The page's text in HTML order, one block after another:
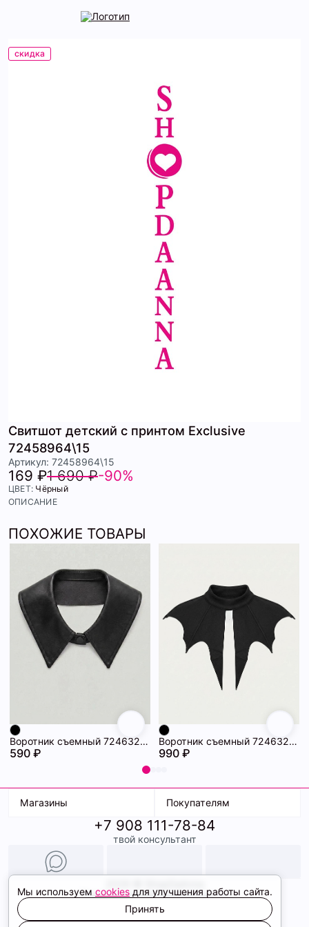
скидка
Свитшот детский с принтом Exclusive
72458964\15
Артикул: 72458964\15
169 ₽1 690 ₽-90%
ЦВЕТ: Чёрный
ОПИСАНИЕ
ПОХОЖИЕ ТОВАРЫ
Воротник съемный 72463234\15
590 ₽
Воротник съемный 72463233\15
990 ₽
Магазины
ТК Терминал
ТРК Континент
Покупателям
Доставка
Условия оплаты
Образы
+7 908 111-78-84
твой консультант
Политика конфиденциальности
Соглашение cookie
Сайт создали
Мы используем cookies для улучшения работы сайта.
Принять